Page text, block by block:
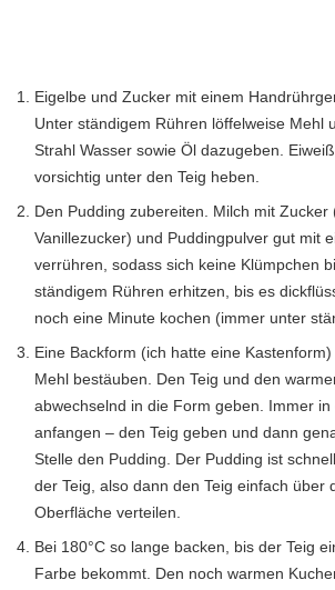
Eigelbe und Zucker mit einem
Unter ständigem Rühren löffelweise Mehl
Strahl Wasser sowie Öl dazugeben.
vorsichtig unter den Teig heben.
Den Pudding zubereiten. Milch mit Zucker
Vanillezucker) und Puddingpulver gut mit
verrühren, sodass sich keine Klümpchen
ständigem Rühren erhitzen, bis es
noch eine Minute kochen (immer unter
Eine Backform (ich hatte eine
Mehl bestäuben. Den Teig und den
abwechselnd in die Form geben. Immer
anfangen – den Teig geben und dann
Stelle den Pudding. Der Pudding ist
der Teig, also dann den Teig einfach über
Oberfläche verteilen.
Bei 180°C so lange backen, bis der Teig
Farbe bekommt. Den noch warmen